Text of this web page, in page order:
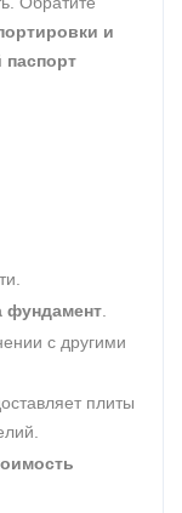
и
паспорт
фундамент
с другими
плиты